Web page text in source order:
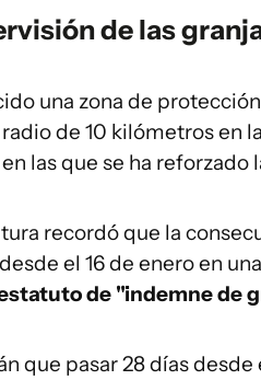
de las
una zona de
de 10 kilómetros en
las que se ha reforzado
recordó que la
el 16 de enero en
de "indemne de
que pasar 28 días